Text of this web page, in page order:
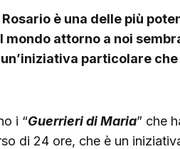
è una delle più
attorno a noi
particolare
i “Guerrieri di Maria” che
di 24 ore, che è un